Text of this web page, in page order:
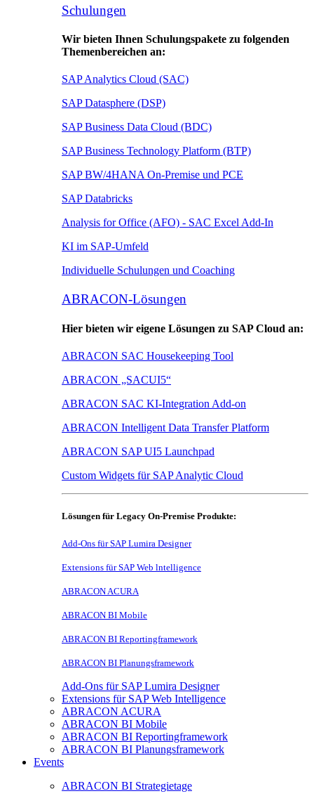
Schulungen
Wir bieten Ihnen Schulungspakete zu folgenden
Themenbereichen an:
SAP Analytics Cloud (SAC)
SAP Datasphere (DSP)
SAP Business Data Cloud (BDC)
SAP Business Technology Platform (BTP)
SAP BW/4HANA On-Premise und PCE
SAP Databricks
Analysis for Office (AFO) - SAC Excel Add-In
KI im SAP-Umfeld
Individuelle Schulungen und Coaching
ABRACON-Lösungen
Hier bieten wir eigene Lösungen zu SAP Cloud an:
ABRACON SAC Housekeeping Tool
ABRACON „SACUI5“
ABRACON SAC KI-Integration Add-on
ABRACON Intelligent Data Transfer Platform
ABRACON SAP UI5 Launchpad
Custom Widgets für SAP Analytic Cloud
Lösungen für Legacy On-Premise Produkte:
Add-Ons für SAP Lumira Designer
Extensions für SAP Web lntelligence
ABRACON ACURA
ABRACON BI Mobile
ABRACON BI Reportingframework
ABRACON BI Planungsframework
Add-Ons für SAP Lumira Designer
Extensions für SAP Web Intelligence
ABRACON ACURA
ABRACON BI Mobile
ABRACON BI Reportingframework
ABRACON BI Planungsframework
Events
ABRACON BI Strategietage